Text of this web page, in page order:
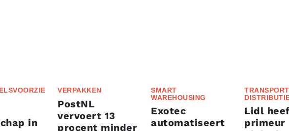
in
VERPAKKEN
PostNL
vervoert 13
procent minder
SMART
WAREHOUSING
Exotec
automatiseert
Lidl
primeur